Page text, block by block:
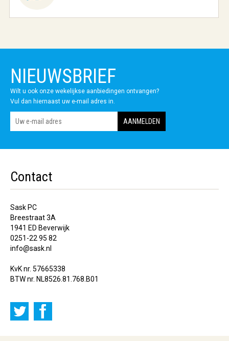
NIEUWSBRIEF
Wilt u ook onze wekelijkse aanbiedingen ontvangen?
Vul dan hiernaast uw e-mail adres in.
Contact
Sask PC
Breestraat 3A
1941 ED Beverwijk
0251-22 95 82
info@sask.nl
KvK nr. 57665338
BTW nr. NL8526.81.768.B01